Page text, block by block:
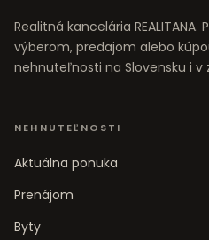
Realitná kancelária REALITANA.
výberom, predajom alebo
nehnuteľnosti na Slovensku i v
NEHNUTEĽNOSTI
Aktuálna ponuka
Prenájom
Byty